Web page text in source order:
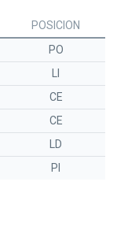
POSICION
PO
CE
CE
LD
PI